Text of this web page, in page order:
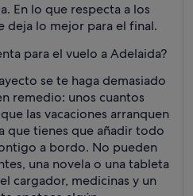
En lo que respecta a los
deja lo mejor para el final.
para el vuelo a Adelaida?
se te haga demasiado
remedio: unos cuantos
las vacaciones arranquen
que tienes que añadir todo
a bordo. No pueden
una novela o una tableta
cargador, medicinas y un